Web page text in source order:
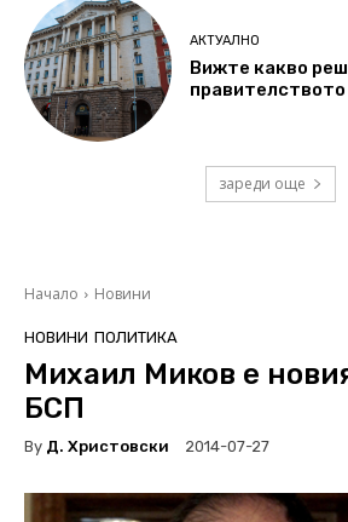
АКТУАЛНО
Вижте какво
зареди още